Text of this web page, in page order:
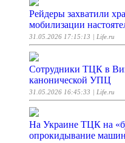
Рейдеры захватили
мобилизации
31.05.2026 17:15:13 | Life.ru
Сотрудники ТЦК в
канонической УПЦ
31.05.2026 16:45:33 | Life.ru
На Украине ТЦК на
опрокидывание